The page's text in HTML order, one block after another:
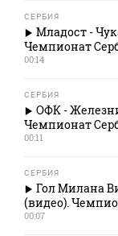
СЕРБИЯ
Младост -
Чемпионат
00:14
СЕРБИЯ
ОФК -
Чемпионат
00:11
СЕРБИЯ
Гол Милана
(видео).
00:07